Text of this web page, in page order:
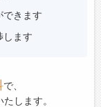
できます
します
で、
します。